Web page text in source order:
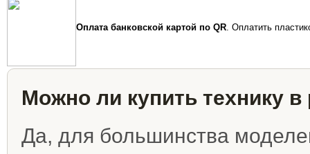
Оплата банковской картой по QR. Оплатить
Можно ли купить технику в
Да, для большинства